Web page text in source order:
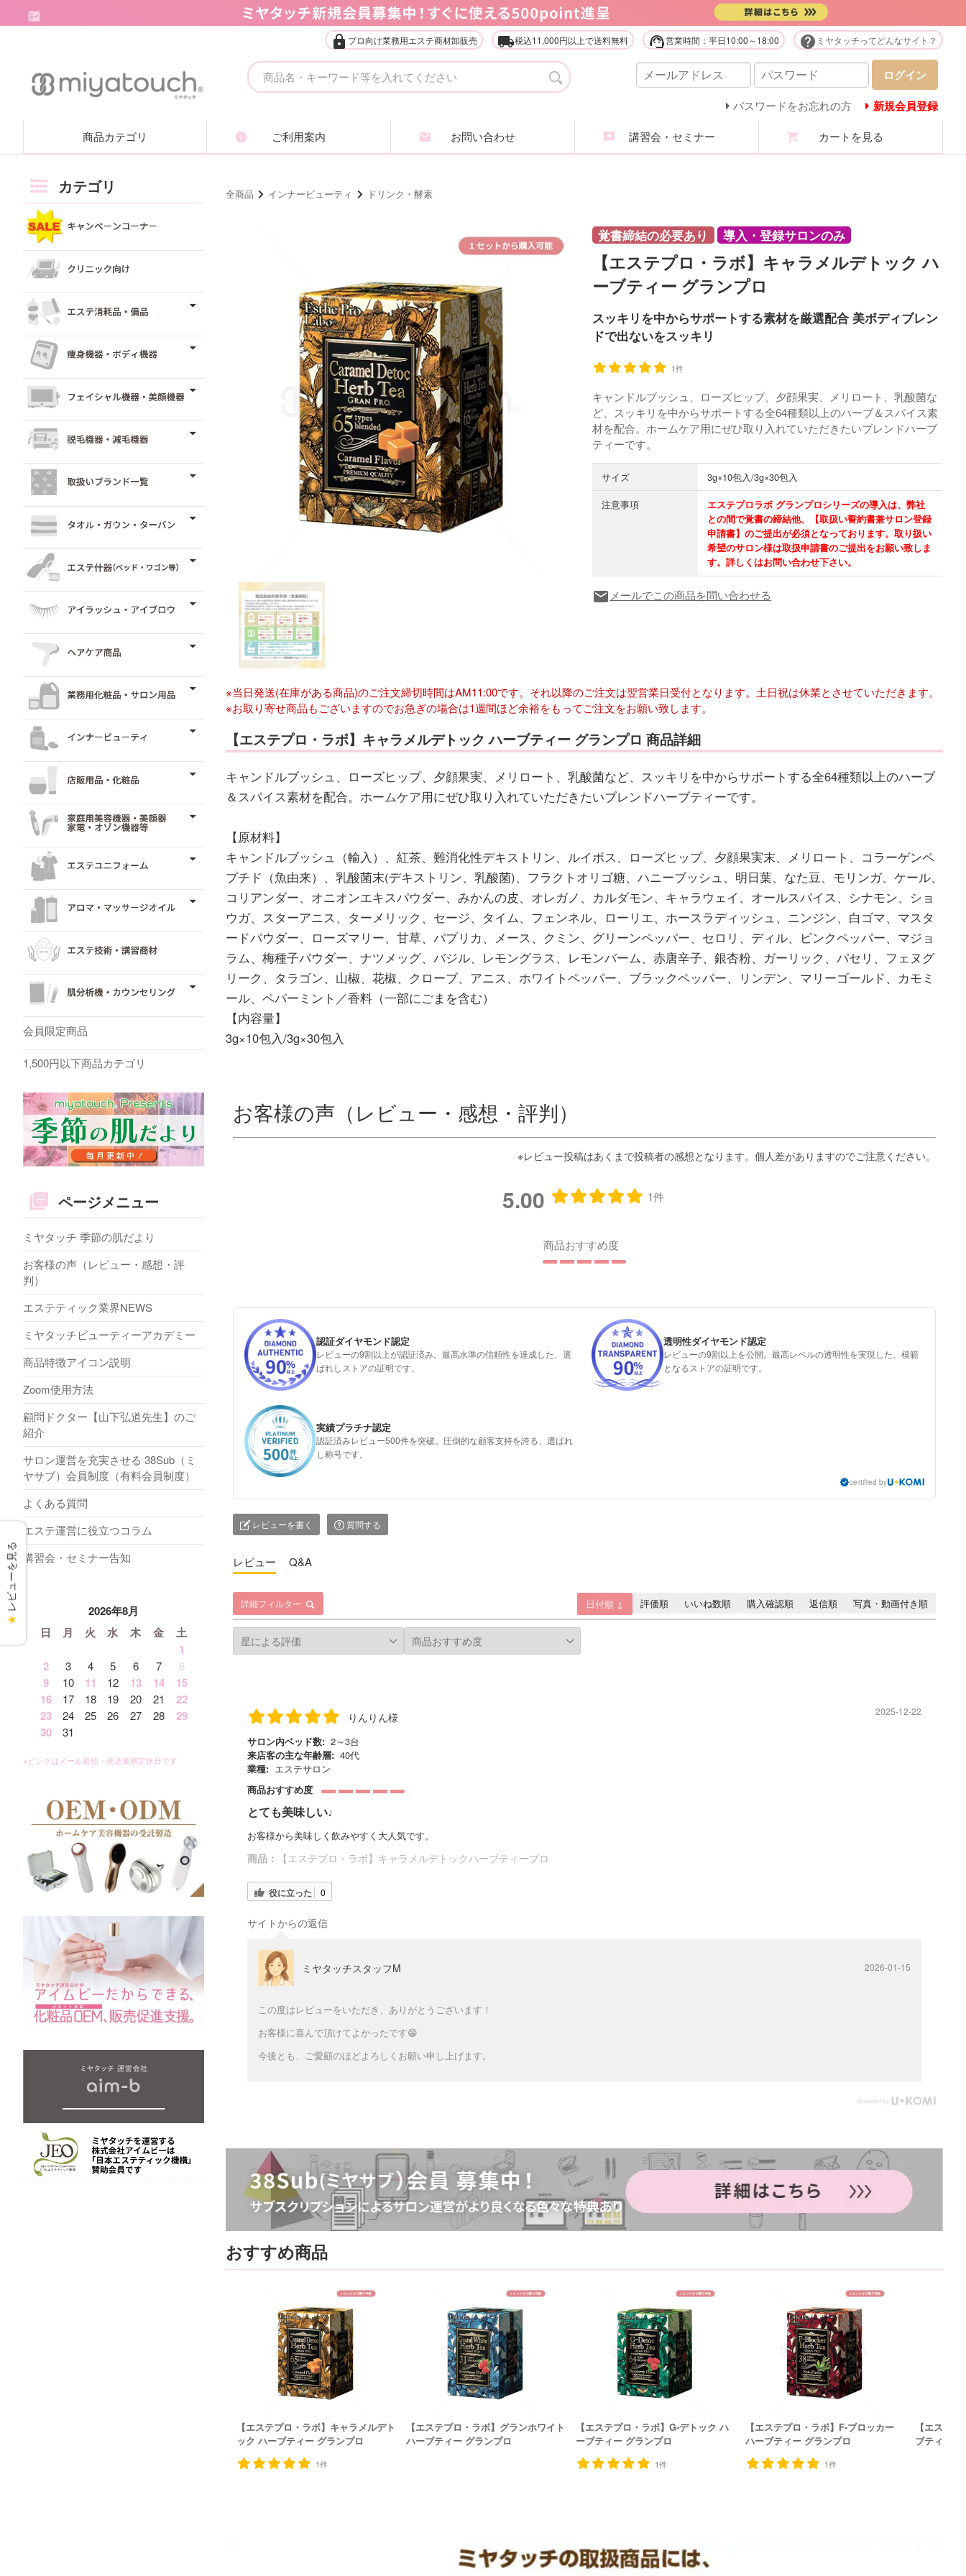
lock プロ向け業務用エステ商材卸販売 local_shipping税込11,000円以上で送料無料 support_agent営業時間：平日10:00～18:00 help ミヤタッチってどんなサイト？
ログイン
パスワードをお忘れの方 新規会員登録
商品カテゴリ
タオル・ガウン・ターバン 店販用品・化粧品
家庭用美容機器・美顔器・家電
エステ消耗品・備品 アイラッシュ・アイブロウ エステユニフォーム
フェイシャル機器・美顔機器
インナービューティ 肌分析機・カウンセリング
全ての商品を見る
ご利用案内 お問い合わせ 講習会・セミナー カートを見る
全商品 インナービューティ ドリンク・酵素
覚書締結の必要あり 導入・登録サロンのみ
【エステプロ・ラボ】キャラメルデトック ハ
ーブティー グランプロ
スッキリを中からサポートする素材を厳選配合 美ボディブレン
ドで出ないをスッキリ
1件
キャンドルブッシュ、ローズヒップ、夕顔果実、メリロート、乳酸菌な
ど、スッキリを中からサポートする全64種類以上のハーブ＆スパイス素
材を配合。ホームケア用にぜひ取り入れていただきたいブレンドハーブ
ティーです。
サイズ
3g×10包入/3g×30包入
注意事項
エステプロラボ グランプロシリーズの導入は、弊社
との間で覚書の締結他、【取扱い誓約書兼サロン登録
申請書】のご提出が必須となっております。取り扱い
希望のサロン様は取扱申請書のご提出をお願い致しま
す。詳しくはお問い合わせ下さい。
local_post_officeメールでこの商品を問い合わせる
※当日発送(在庫がある商品)のご注文締切時間はAM11:00です。それ以降のご注文は翌営業日受付となります。土日祝は休業とさせていただきます。
※お取り寄せ商品もございますのでお急ぎの場合は1週間ほど余裕をもってご注文をお願い致します。
【エステプロ・ラボ】キャラメルデトック ハーブティー グランプロ 商品詳細
キャンドルブッシュ、ローズヒップ、夕顔果実、メリロート、乳酸菌など、スッキリを中からサポートする全64種類以上のハーブ
＆スパイス素材を配合。ホームケア用にぜひ取り入れていただきたいブレンドハーブティーです。
【原材料】
キャンドルブッシュ（輸入）、紅茶、難消化性デキストリン、ルイボス、ローズヒップ、夕顔果実末、メリロート、コラーゲンペ
プチド（魚由来）、乳酸菌末(デキストリン、乳酸菌)、フラクトオリゴ糖、ハニーブッシュ、明日葉、なた豆、モリンガ、ケール、
コリアンダー、オニオンエキスパウダー、みかんの皮、オレガノ、カルダモン、キャラウェイ、オールスパイス、シナモン、ショ
ウガ、スターアニス、ターメリック、セージ、タイム、フェンネル、ローリエ、ホースラディッシュ、ニンジン、白ゴマ、マスタ
ードパウダー、ローズマリー、甘草、パプリカ、メース、クミン、グリーンペッパー、セロリ、ディル、ピンクペッパー、マジョ
ラム、梅種子パウダー、ナツメッグ、バジル、レモングラス、レモンバーム、赤唐辛子、銀杏粉、ガーリック、パセリ、フェヌグ
リーク、タラゴン、山椒、花椒、クローブ、アニス、ホワイトペッパー、ブラックペッパー、リンデン、マリーゴールド、カモミ
ール、ペパーミント／香料（一部にごまを含む）
【内容量】
3g×10包入/3g×30包入
お客様の声（レビュー・感想・評判）
5.00 1件
商品おすすめ度
認証ダイヤモンド認定
レビューの9割以上が認証済み。最高水準の信頼性を達成した、選
ばれしストアの証明です。
透明性ダイヤモンド認定
レビューの9割以上を公開。最高レベルの透明性を実現した、模範
となるストアの証明です。
実績プラチナ認定
認証済みレビュー500件を突破。圧倒的な顧客支持を誇る、選ばれ
し称号です。
certified by
レビューを書く 質問する
レビュー Q&A
詳細フィルター 日付順 ↓ 評価順 いいね数順 購入確認順 返信順 写真・動画付き順
りんりん様 2025-12-22
サロン内ベッド数: 2～3台
来店客の主な年齢層: 40代
業種: エステサロン
商品おすすめ度
とても美味しい♩
お客様から美味しく飲みやすく大人気です。
商品： 【エステプロ・ラボ】キャラメルデトックハーブティープロ
役に立った 0
サイトからの返信
ミヤタッチスタッフM 2026-01-15
この度はレビューをいただき、ありがとうございます！
お客様に喜んで頂けてよかったです😁
今後とも、ご愛顧のほどよろしくお願い申し上げます。
おすすめ商品
【エステプロ・ラボ】キャラメルデト
ック ハーブティー グランプロ
1件
【エステプロ・ラボ】グランホワイト
ハーブティー グランプロ
【エステプロ・ラボ】G-デトック ハ
ーブティー グランプロ
1件
【エステプロ・ラボ】F-ブロッカー
ハーブティー グランプロ
1件
【エステ
ブティー
カテゴリ
会員限定商品
1,500円以下商品カテゴリ
ページメニュー
ミヤタッチ 季節の肌だより
お客様の声（レビュー・感想・評
判）
エステティック業界NEWS
ミヤタッチビューティーアカデミー
商品特徴アイコン説明
Zoom使用方法
顧問ドクター【山下弘道先生】のご
紹介
サロン運営を充実させる 38Sub（ミ
ヤサブ）会員制度（有料会員制度）
よくある質問
エステ運営に役立つコラム
講習会・セミナー告知
2026年8月
日
月 火 水 木 金
土
1
2
3 4 5 6 7
8
9
10 11 12 13 14
15
16
17 18 19 20 21
22
23
24 25 26 27 28
29
30
31
★
レビューを見る